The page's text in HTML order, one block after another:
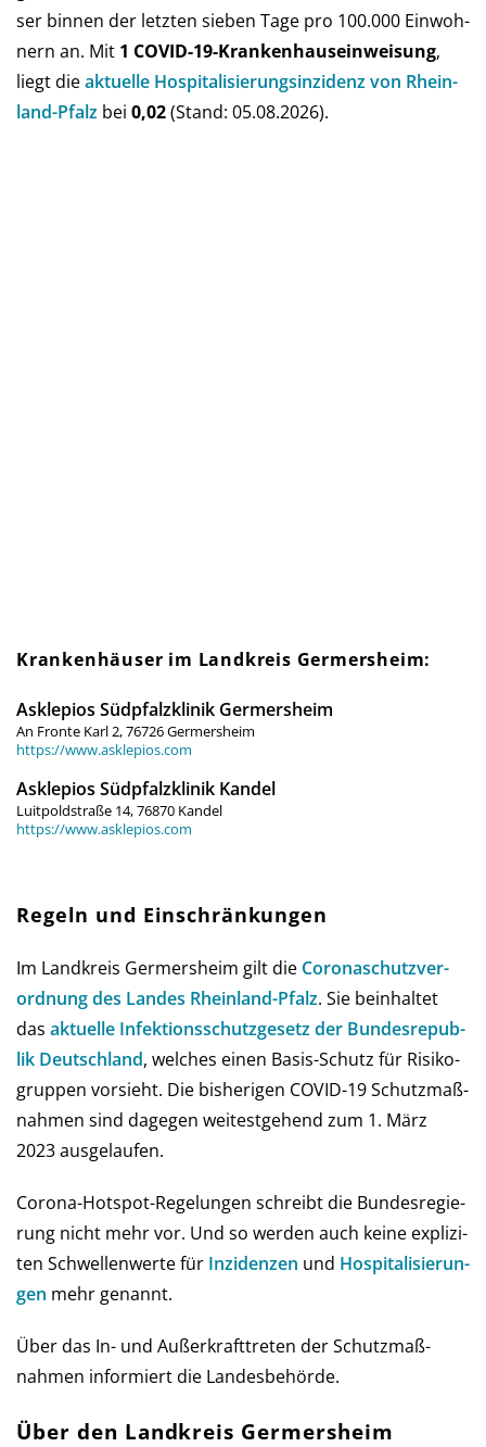
ser bin­nen der letz­ten sie­ben Tage pro 100.000 Ein­woh­
nern an. Mit 1 COVID-19-Kranken­haus­ein­weisung,
liegt dieaktu­elle Hos­pi­ta­li­sie­rungs­in­zi­denz von Rhein­
land-Pfalz bei 0,02(Stand: 05.08.2026).
Krankenhäuser im Landkreis Germersheim:
Asklepios Südpfalzklinik Germersheim
An Fronte Karl 2, 76726 Germersheim
https://www.asklepios.com
Asklepios Südpfalzklinik Kandel
Luitpoldstraße 14, 76870 Kandel
https://www.asklepios.com
Regeln und Einschränkungen
Im Landkreis Germersheim gilt die Corona­schutz­ver­
ord­nung des Landes Rhein­land-Pfalz. Sie be­in­hal­tet
das aktu­elle Infe­ktions­schutz­ge­setz der Bun­des­re­pub­
lik Deutsch­land, wel­ches einen Basis-Schutz für Risi­ko­
grup­pen vor­sieht. Die bis­he­ri­gen COVID-19 Schutz­maß­
nah­men sind da­ge­gen wei­test­gehend zum 1. März
2023 ausgelaufen.
Corona-Hot­spot-Regelungen schreibt die Bun­des­re­gie­
rung nicht mehr vor. Und so wer­den auch keine ex­pli­zi­
ten Schwel­len­werte für Inzi­den­zen und Hos­pi­ta­li­sie­run­
gen mehr genannt.
Über das In- und Außer­kraft­treten der Schutz­maß­
nahmen infor­miert die Landes­behörde.
Über den Landkreis Germersheim